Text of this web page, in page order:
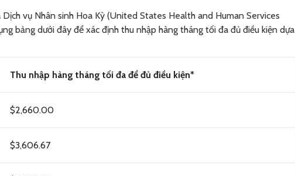
vụ Nhân sinh Hoa Kỳ (United States Health and Human Services
bảng dưới đây để xác định thu nhập hàng tháng tối đa đủ điều kiện dựa
Thu nhập hàng tháng tối đa để đủ điều kiện*
$2,660.00
$3,606.67